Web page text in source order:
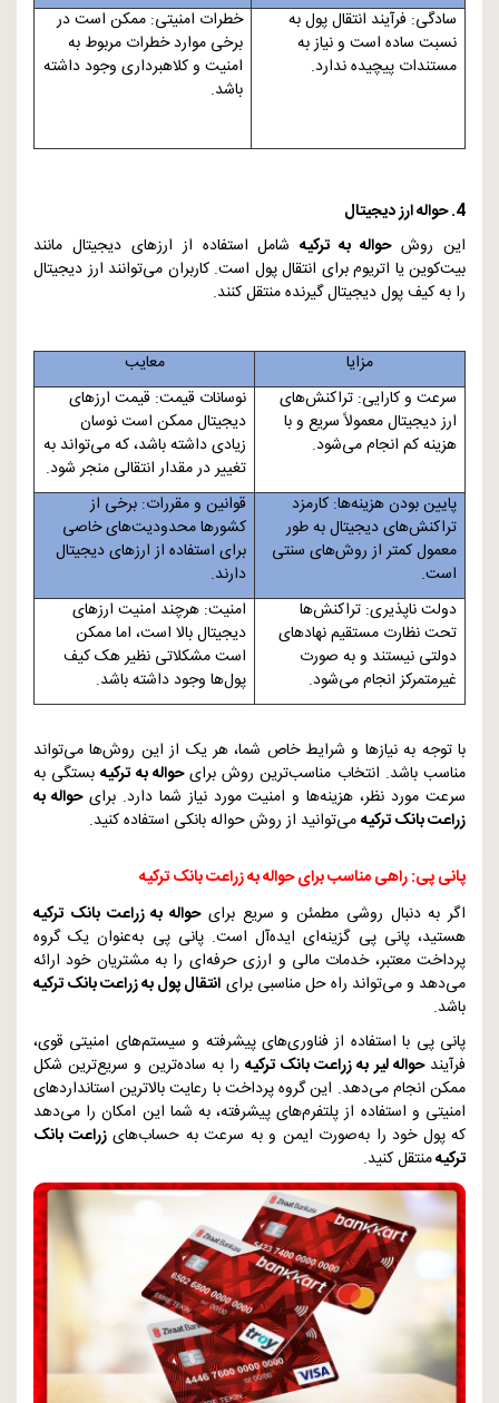
سادگی: فرآیند انتقال پول به
نسبت ساده است و نیاز به
مستندات پیچیده ندارد.
خطرات امنیتی: ممکن است در
برخی موارد خطرات مربوط به
امنیت و کلاهبرداری وجود داشته
باشد.
4. حواله ارز دیجیتال
این روشحواله به ترکیهشامل استفاده از ارزهای دیجیتال مانند
بیت‌کوین یا اتریوم برای انتقال پول است. کاربران می‌توانند ارز دیجیتال
را به کیف پول دیجیتال گیرنده منتقل کنند.
مزایا
معایب
سرعت و کارایی: تراکنش‌های
ارز دیجیتال معمولاً سریع و با
هزینه کم انجام می‌شود.
نوسانات قیمت: قیمت ارزهای
دیجیتال ممکن است نوسان
زیادی داشته باشد، که می‌تواند به
تغییر در مقدار انتقالی منجر شود.
پایین بودن هزینه‌ها: کارمزد
تراکنش‌های دیجیتال به طور
معمول کمتر از روش‌های سنتی
است.
قوانین و مقررات: برخی از
کشورها محدودیت‌های خاصی
برای استفاده از ارزهای دیجیتال
دارند.
دولت ناپذیری: تراکنش‌ها
تحت نظارت مستقیم نهادهای
دولتی نیستند و به صورت
غیرمتمرکز انجام می‌شود.
امنیت: هرچند امنیت ارزهای
دیجیتال بالا است، اما ممکن
است مشکلاتی نظیر هک کیف
پول‌ها وجود داشته باشد.
با توجه به نیازها و شرایط خاص شما، هر یک از این روش‌ها می‌تواند
مناسب باشد. انتخاب مناسب‌ترین روش برایحواله به ترکیهبستگی به
سرعت مورد نظر، هزینه‌ها و امنیت مورد نیاز شما دارد. برایحواله به
زراعت بانک ترکیهمی‌توانید از روش حواله بانکی استفاده کنید.
پانی پی: راهی مناسب برای حواله به زراعت بانک ترکیه
اگر به دنبال روشی مطمئن و سریع برایحواله به زراعت بانک ترکیه
هستید، پانی پی گزینه‌ای ایده‌آل است. پانی پی به‌عنوان یک گروه
پرداخت معتبر، خدمات مالی و ارزی حرفه‌ای را به مشتریان خود ارائه
می‌دهد و می‌تواند راه حل مناسبی برای انتقال پول به زراعت بانک ترکیه
باشد.
پانی پی با استفاده از فناوری‌های پیشرفته و سیستم‌های امنیتی قوی،
فرآیندحواله لیر به زراعت بانک ترکیه را به ساده‌ترین و سریع‌ترین شکل
ممکن انجام می‌دهد. این گروه پرداخت با رعایت بالاترین استانداردهای
امنیتی و استفاده از پلتفرم‌های پیشرفته، به شما این امکان را می‌دهد
که پول خود را به‌صورت ایمن و به سرعت به حساب‌هایزراعت بانک
ترکیهمنتقل کنید.